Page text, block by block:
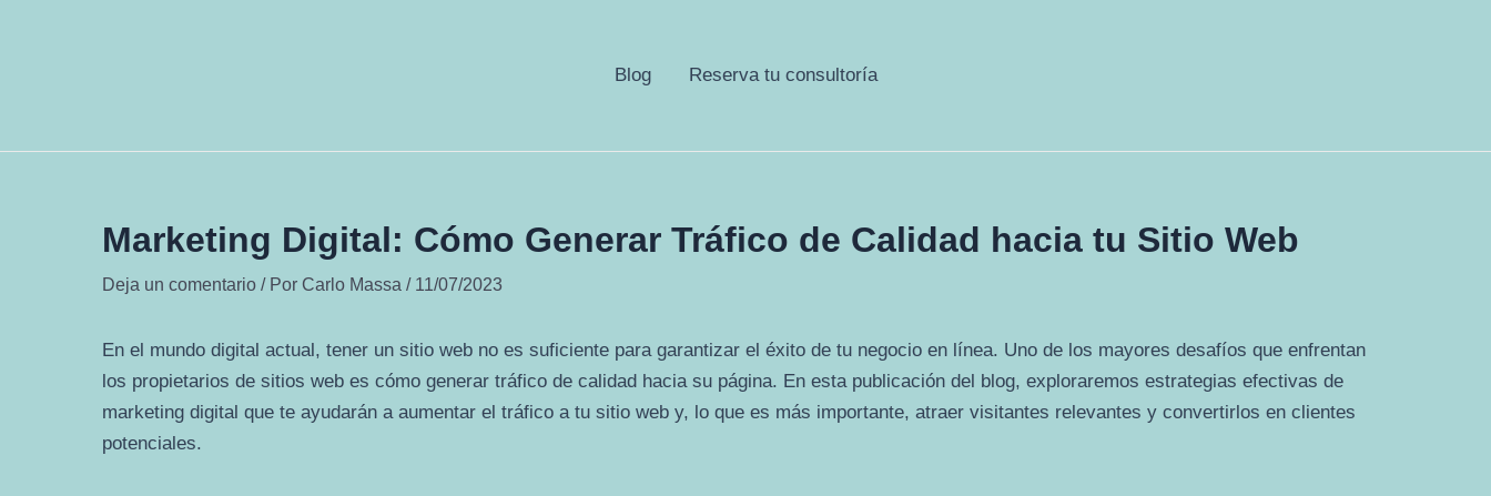
Blog Reserva tu consultoría
Marketing Digital: Cómo Generar Tráfico de Calidad hacia tu Sitio Web
Deja un comentario / Por Carlo Massa / 11/07/2023
En el mundo digital actual, tener un sitio web no es suficiente para garantizar el éxito de tu negocio en línea. Uno de los mayores desafíos que enfrentan
los propietarios de sitios web es cómo generar tráfico de calidad hacia su página. En esta publicación del blog, exploraremos estrategias efectivas de
marketing digital que te ayudarán a aumentar el tráfico a tu sitio web y, lo que es más importante, atraer visitantes relevantes y convertirlos en clientes
potenciales.